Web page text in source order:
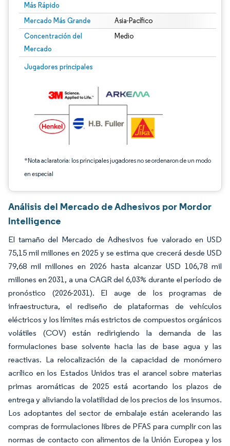
Más Rápido
Mercado Más Grande Asia-Pacífico
Concentración del
Mercado
Medio
Jugadores principales
*Nota aclaratoria: los principales jugadores no se ordenaron de un modo
en especial
Imagen © Mordor Intelligence. El uso requiere atribución según CC BY 4.0.
Análisis del Mercado de Adhesivos por Mordor
Intelligence
El tamaño del Mercado de Adhesivos fue valorado en USD
75,15 mil millones en 2025 y se estima que crecerá desde USD
79,68 mil millones en 2026 hasta alcanzar USD 106,78 mil
millones en 2031, a una CAGR del 6,03% durante el período de
pronóstico (2026-2031). El auge de los programas de
infraestructura, el rediseño de plataformas de vehículos
eléctricos y los límites más estrictos de compuestos orgánicos
volátiles (COV) están redirigiendo la demanda de las
formulaciones base solvente hacia las de base agua y las
reactivas. La relocalización de la capacidad de monómero
acrílico en los Estados Unidos tras el arancel sobre materias
primas aromáticas de 2025 está acortando los plazos de
entrega y aliviando la volatilidad de los precios de los insumos.
Los adoptantes del sector de embalaje están acelerando las
compras de formulaciones libres de PFAS para cumplir con las
normas de contacto con alimentos de la Unión Europea y los